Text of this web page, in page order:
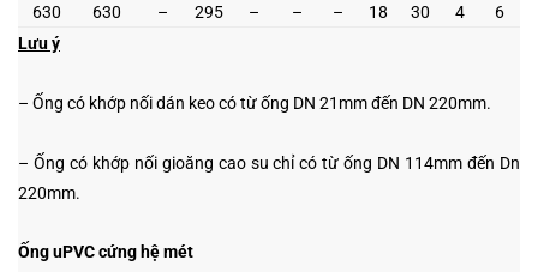
630
630 – 295 – – – 18 30 4 6
Lưu ý
– Ống có khớp nối dán keo có từ ống DN 21mm đến DN 220mm.
– Ống có khớp nối gioăng cao su chỉ có từ ống DN 114mm đến Dn
220mm.
Ống uPVC cứng hệ mét